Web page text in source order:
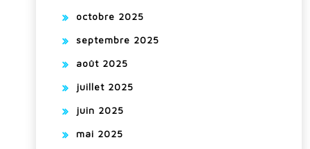
octobre 2025
septembre 2025
août 2025
juillet 2025
juin 2025
mai 2025